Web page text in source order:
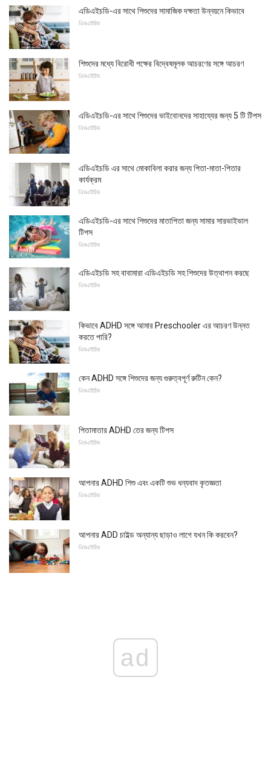
এডিএইচডি-এর সাথে শিশুদের সামাজিক দক্ষতা উন্নয়নে কিভাবে
এিডএইচিড
শিশুদের মধ্যে বিরোধী পক্ষের বিদ্বেষমূলক আচরণের সঙ্গে আচরণ
এিডএইচিড
এডিএইচডি-এর সাথে শিশুদের ভাইবোনদের সাহায্যের জন্য 5 টি টিপস
এিডএইচিড
এডিএইচডি এর সাথে মোকাবিলা করার জন্য পিতা-মাতা-পিতার
কার্যক্রম
এিডএইচিড
এডিএইচডি-এর সাথে শিশুদের মাতাপিতা জন্য সামার সারভাইভাল
টিপস
এিডএইচিড
এডিএইচডি সহ বাবামারা এডিএইচডি সহ শিশুদের উত্থাপন করছে
এিডএইচিড
কিভাবে ADHD সঙ্গে আমার Preschooler এর আচরণ উন্নত
করতে পারি?
এিডএইচিড
কেন ADHD সঙ্গে শিশুদের জন্য গুরুত্বপূর্ণ রুটিন কেন?
এিডএইচিড
পিতামাতার ADHD তের জন্য টিপস
এিডএইচিড
আপনার ADHD শিশু এবং একটি শুভ ধন্যবাদ কৃতজ্ঞতা
এিডএইচিড
আপনার ADD চাইল্ড অন্যান্য ছাড়াও লাগে যখন কি করবেন?
এিডএইচিড
ad